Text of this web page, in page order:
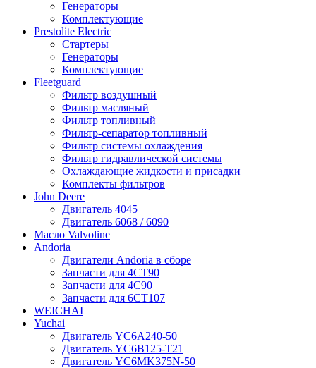
Генераторы
Комплектующие
Prestolite Electric
Стартеры
Генераторы
Комплектующие
Fleetguard
Фильтр воздушный
Фильтр масляный
Фильтр топливный
Фильтр-сепаратор топливный
Фильтр системы охлаждения
Фильтр гидравлической системы
Охлаждающие жидкости и присадки
Комплекты фильтров
John Deere
Двигатель 4045
Двигатель 6068 / 6090
Масло Valvoline
Andoria
Двигатели Andoria в сборе
Запчасти для 4CT90
Запчасти для 4С90
Запчасти для 6CT107
WEICHAI
Yuchai
Двигатель YC6A240-50
Двигатель YC6B125-T21
Двигатель YC6MK375N-50